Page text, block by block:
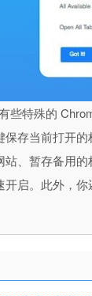
些特殊的
保存当前打开
、暂存备用的
启。此外，你